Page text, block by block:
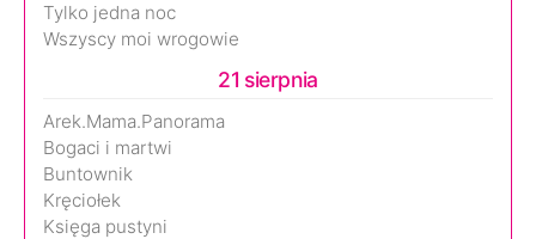
Tylko jedna noc
Wszyscy moi wrogowie
21 sierpnia
Arek.Mama.Panorama
Bogaci i martwi
Buntownik
Kręciołek
Księga pustyni